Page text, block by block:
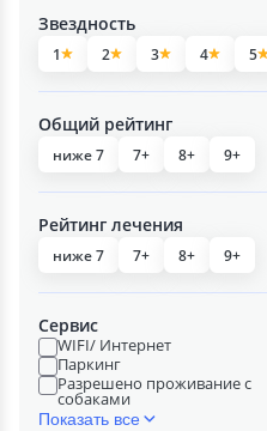
Звездность
1 2 3 4 5
Общий рейтинг
ниже 7 7+ 8+ 9+
Рейтинг лечения
ниже 7 7+ 8+ 9+
Сервис
WIFI/ Интернет
Паркинг
Разрешено проживание с
собаками
Показать все